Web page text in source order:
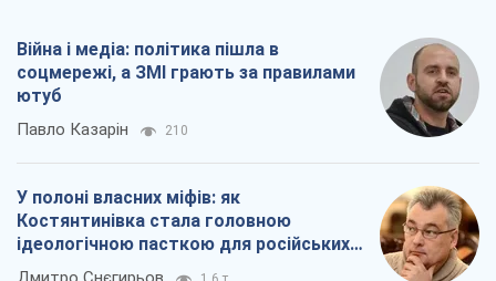
Війна і медіа: політика пішла в
соцмережі, а ЗМІ грають за правилами
ютуб
Павло Казарін 210
У полоні власних міфів: як
Костянтинівка стала головною
ідеологічною пасткою для російських
окупантів